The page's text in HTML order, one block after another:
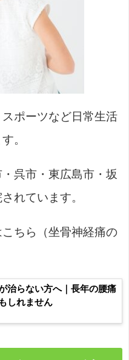
ポーツなど日常生活
。
呉市・東広島市・坂
れています。
こちら（坐骨神経痛の
治らない方へ｜長年の腰痛
しれません